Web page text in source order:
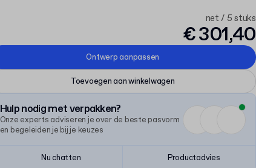
net / 5 stuks
€ 301,40
Ontwerp aanpassen
Toevoegen aan winkelwagen
Hulp nodig met verpakken?
Onze experts adviseren je over de beste pasvorm
en begeleiden je bij je keuzes
Nu chatten Productadvies